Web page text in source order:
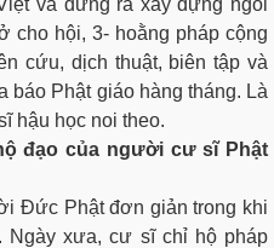
cho hội, 3- hoằng pháp cộng
cứu, dịch thuật, biên tập và
báo Phật giáo hàng tháng. Là
hậu học noi theo.
đạo của người cư sĩ Phật
Đức Phật đơn giản trong khi
Ngày xưa, cư sĩ chỉ hộ pháp